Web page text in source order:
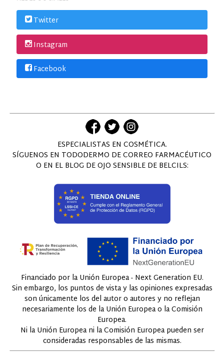
Twitter
Instagram
Facebook
ESPECIALISTAS EN COSMÉTICA.
SÍGUENOS EN TODODERMO DE CORREO FARMACÉUTICO
O EN EL BLOG DE OJO SENSIBLE DE BELCILS:
Financiado por la Unión Europea - Next Generation EU.
Sin embargo, los puntos de vista y las opiniones expresadas
son únicamente los del autor o autores y no reflejan
necesariamente los de la Unión Europea o la Comisión
Europea.
Ni la Unión Europea ni la Comisión Europea pueden ser
consideradas responsables de las mismas.